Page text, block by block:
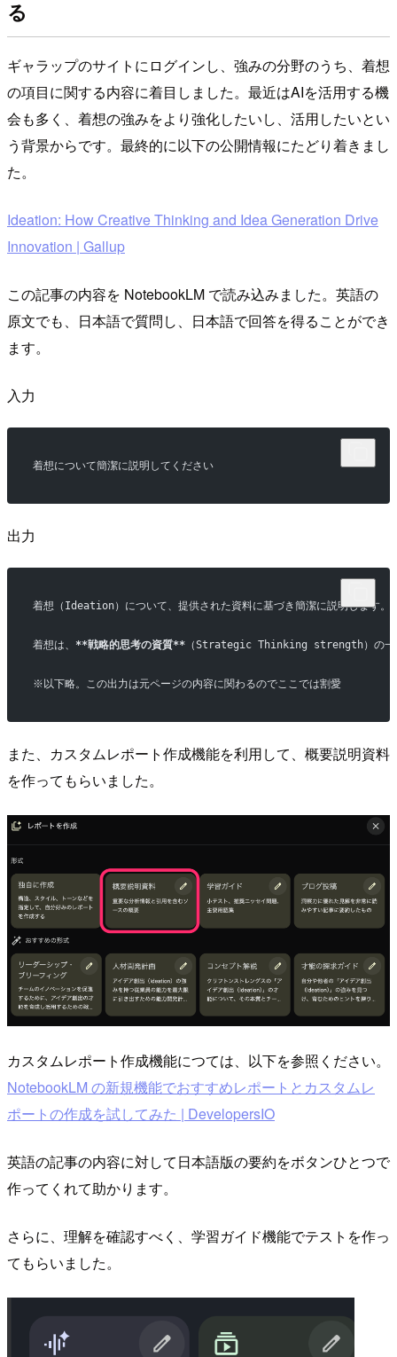
る
ギャラップのサイトにログインし、強みの分野のうち、着想
の項目に関する内容に着目しました。最近はAIを活用する機
会も多く、着想の強みをより強化したいし、活用したいとい
う背景からです。最終的に以下の公開情報にたどり着きまし
た。
Ideation: How Creative Thinking and Idea Generation Drive
Innovation | Gallup
この記事の内容を NotebookLM で読み込みました。英語の
原文でも、日本語で質問し、日本語で回答を得ることができ
ます。
入力
着想について簡潔に説明してください
出力
着想（Ideation）について、提供された資料に基づき簡潔に説明します。
着想は、 **戦略的思考の資質**（Strategic Thinking strength）の一
※以下略。この出力は元ページの内容に関わるのでここでは割愛
また、カスタムレポート作成機能を利用して、概要説明資料
を作ってもらいました。
カスタムレポート作成機能につては、以下を参照ください。
NotebookLM の新規機能でおすすめレポートとカスタムレ
ポートの作成を試してみた | DevelopersIO
英語の記事の内容に対して日本語版の要約をボタンひとつで
作ってくれて助かります。
さらに、理解を確認すべく、学習ガイド機能でテストを作っ
てもらいました。